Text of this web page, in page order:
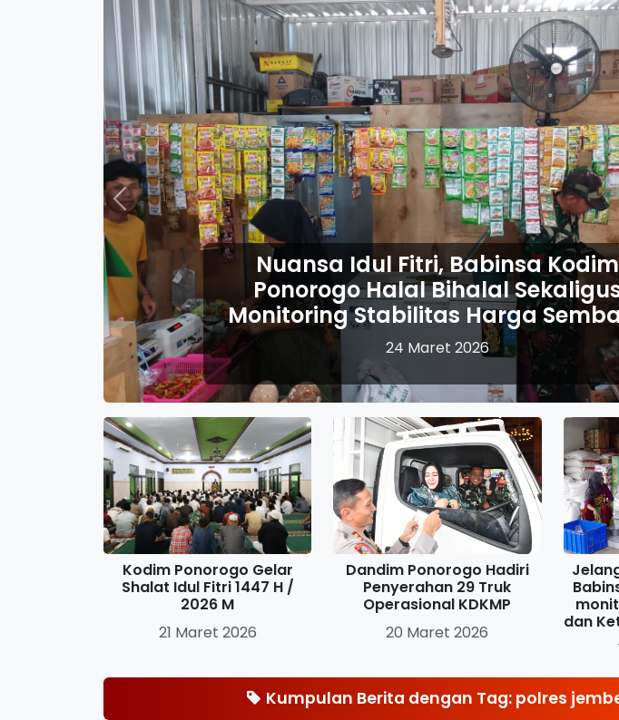
Fitri, Babinsa Kodim
Bihalal Sekaligus
Harga Sembako
24 Maret 2026
Idul
Previous
Kodim Ponorogo Gelar
Shalat Idul Fitri 1447 H /
2026 M
21 Maret 2026
Dandim Ponorogo Hadiri
Penyerahan 29 Truk
Operasional KDKMP
20 Maret 2026
dan
Kumpulan Berita dengan Tag: polres